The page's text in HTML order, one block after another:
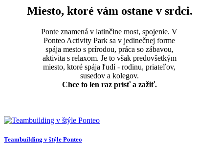
Miesto, ktoré vám ostane v srdci.
Ponte znamená v latinčine most, spojenie. V
Ponteo Activity Park sa v jedinečnej forme
spája mesto s prírodou, práca so zábavou,
aktivita s relaxom. Je to však predovšetkým
miesto, ktoré spája ľudí - rodinu, priateľov,
susedov a kolegov.
Chce to len raz prísť a zažiť.
Teambuilding v štýle Ponteo